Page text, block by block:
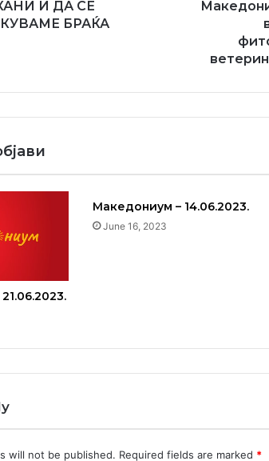
И ДА СЕ
БРАЌА
ветеринарските
инспекции
Македониум – 14.06.2023.
June 16, 2023
will not be published. Required fields are marked *